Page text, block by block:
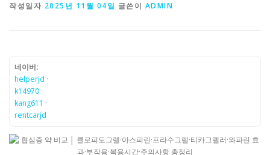
작성일자 2025년 11월 04일 글쓴이 ADMIN
네이버:
helperjd ·
k14970 ·
kang611 ·
rentcarjd